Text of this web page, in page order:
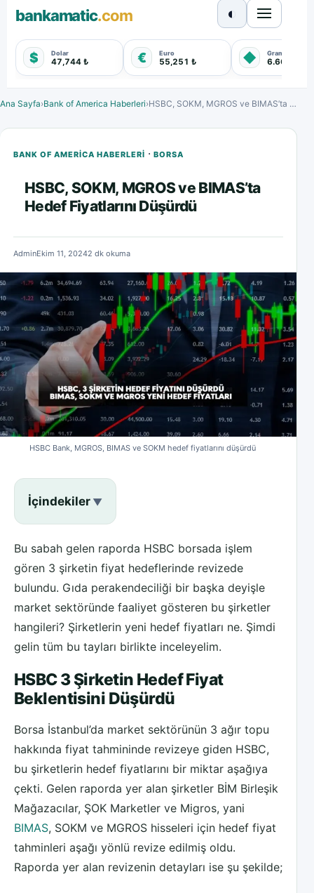
bankamatic.com
$ Dolar
47,744 ₺ € Euro
55,251 ₺ ◆ Gram Altın
6.660,550
◐
Ana Sayfa›Bank of America Haberleri› HSBC, SOKM, MGROS ve BIMAS’ta Hedef Fiyatlarını Düşürdü
BANK OF AMERICA HABERLERI · BORSA
HSBC, SOKM, MGROS ve BIMAS’ta
Hedef Fiyatlarını Düşürdü
AdminEkim 11, 20242 dk okuma
HSBC Bank, MGROS, BIMAS ve SOKM hedef fiyatlarını düşürdü
İçindekiler
Bu sabah gelen raporda HSBC borsada işlem
gören 3 şirketin fiyat hedeflerinde revizede
bulundu. Gıda perakendeciliği bir başka deyişle
market sektöründe faaliyet gösteren bu şirketler
hangileri? Şirketlerin yeni hedef fiyatları ne. Şimdi
gelin tüm bu tayları birlikte inceleyelim.
HSBC 3 Şirketin Hedef Fiyat
Beklentisini Düşürdü
Borsa İstanbul’da market sektörünün 3 ağır topu
hakkında fiyat tahmininde revizeye giden HSBC,
bu şirketlerin hedef fiyatlarını bir miktar aşağıya
çekti. Gelen raporda yer alan şirketler BİM Birleşik
Mağazacılar, ŞOK Marketler ve Migros, yani
BIMAS, SOKM ve MGROS hisseleri için hedef fiyat
tahminleri aşağı yönlü revize edilmiş oldu.
Raporda yer alan revizenin detayları ise şu şekilde;